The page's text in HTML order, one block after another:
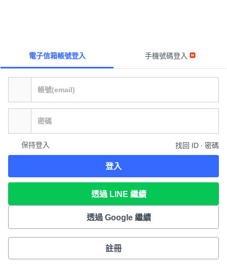
電子信箱帳號登入 手機號碼登入
保持登入 找回 ID ∙ 密碼
登入
透過 LINE 繼續
透過 Google 繼續
註冊